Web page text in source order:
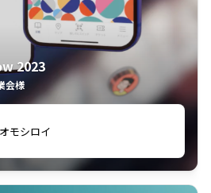
2023
会様
モシロイ
ョーがアプリでもっと楽しめました